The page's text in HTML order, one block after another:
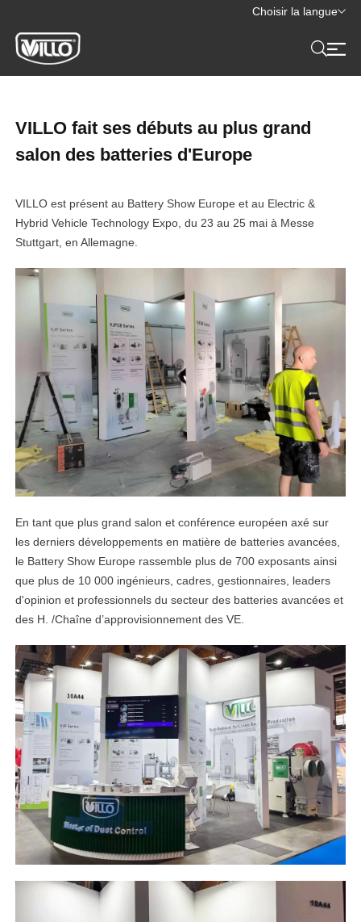
Choisir la langue
VILLO fait ses débuts au plus grand
salon des batteries d'Europe
VILLO est présent au Battery Show Europe et au Electric &
Hybrid Vehicle Technology Expo, du 23 au 25 mai à Messe
Stuttgart, en Allemagne.
En tant que plus grand salon et conférence européen axé sur
les derniers développements en matière de batteries avancées,
le Battery Show Europe rassemble plus de 700 exposants ainsi
que plus de 10 000 ingénieurs, cadres, gestionnaires, leaders
d'opinion et professionnels du secteur des batteries avancées et
des H. /Chaîne d’approvisionnement des VE.